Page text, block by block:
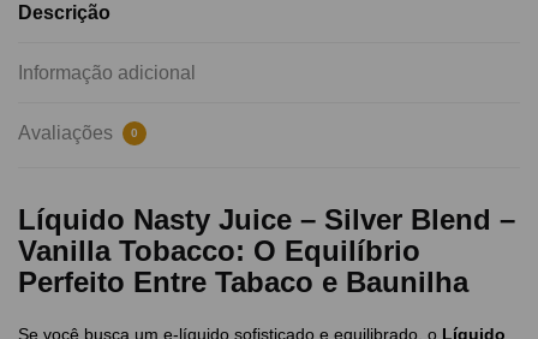
Descrição
Informação adicional
Avaliações 0
Líquido Nasty Juice – Silver Blend –
Vanilla Tobacco: O Equilíbrio
Perfeito Entre Tabaco e Baunilha
Se você busca um e-líquido sofisticado e equilibrado, o Líquido